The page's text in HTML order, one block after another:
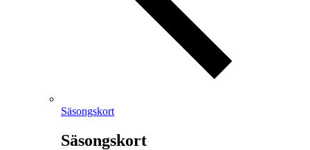
Säsongskort
Säsongskort